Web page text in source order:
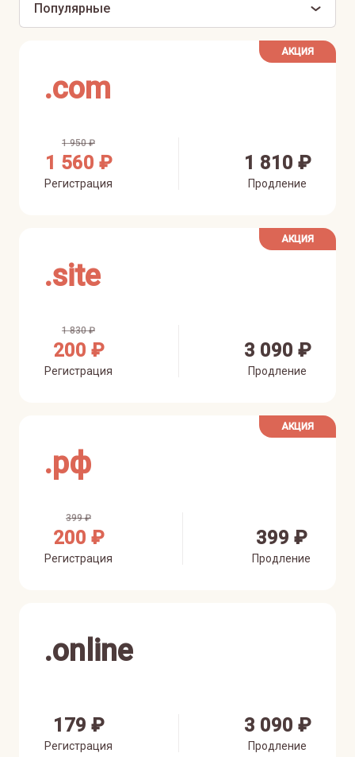
Популярные
АКЦИЯ
.com
1 950 ₽
1 560 ₽
Регистрация
1 810 ₽
Продление
АКЦИЯ
.site
1 830 ₽
200 ₽
Регистрация
3 090 ₽
Продление
АКЦИЯ
.рф
399 ₽
200 ₽
Регистрация
399 ₽
Продление
.online
179 ₽
Регистрация
3 090 ₽
Продление